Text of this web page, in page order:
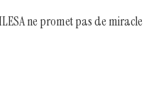
ne promet pas de miracle